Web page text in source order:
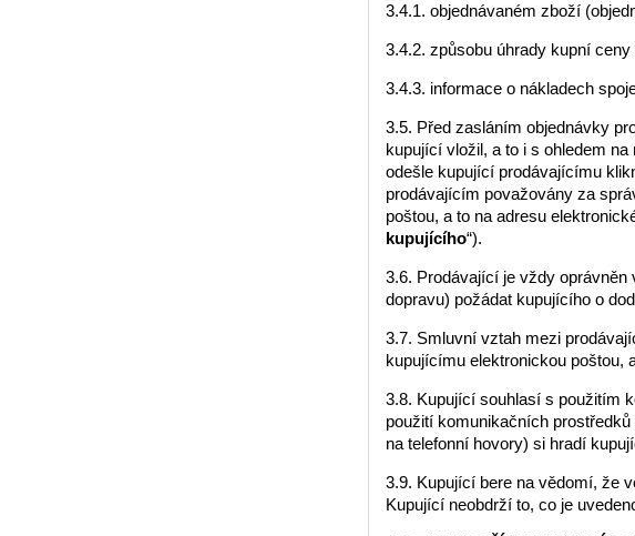
3.4.1. objednávaném zboží
3.4.2. způsobu úhrady kupní
3.4.3. informace o nákladech
3.5. Před zasláním objednávky
kupující vložil, a to i s ohledem
odešle kupující prodávajícímu
prodávajícím považovány za
poštou, a to na adresu
kupujícího“).
3.6. Prodávající je vždy
dopravu) požádat kupujícího o
3.7. Smluvní vztah mezi
kupujícímu elektronickou poštou,
3.8. Kupující souhlasí s použitím
použití komunikačních
na telefonní hovory) si hradí
3.9. Kupující bere na vědomí, že
Kupující neobdrží to, co je